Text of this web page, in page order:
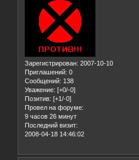
Зарегистрирован: 2007-10-10
Приглашений: 0
Сообщений: 138
Уважение: [+0/-0]
Позитив: [+1/-0]
Провел на форуме:
9 часов 26 минут
Последний визит:
2008-04-18 14:46:02